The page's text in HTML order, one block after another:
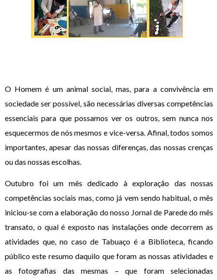
O Homem é um animal social, mas, para a convivência em
sociedade ser possível, são necessárias diversas competências
essenciais para que possamos ver os outros, sem nunca nos
esquecermos de nós mesmos e vice-versa. Afinal, todos somos
importantes, apesar das nossas diferenças, das nossas crenças
ou das nossas escolhas.
Outubro foi um mês dedicado à exploração das nossas
competências sociais mas, como já vem sendo habitual, o mês
iniciou-se com a elaboração do nosso Jornal de Parede do mês
transato, o qual é exposto nas instalações onde decorrem as
atividades que, no caso de Tabuaço é a Biblioteca, ficando
público este resumo daquilo que foram as nossas atividades e
as fotografias das mesmas – que foram selecionadas